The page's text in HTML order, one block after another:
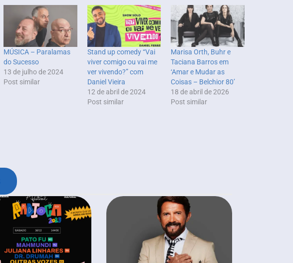
MÚSICA – Paralamas
do Sucesso
13 de julho de 2024
Post similar
Stand up comedy “Vai
viver comigo ou vai me
ver vivendo?” com
Daniel Vieira
12 de abril de 2024
Post similar
Marisa Orth, Buhr e
Taciana Barros em
‘Amar e Mudar as
Coisas – Belchior 80’
18 de abril de 2026
Post similar